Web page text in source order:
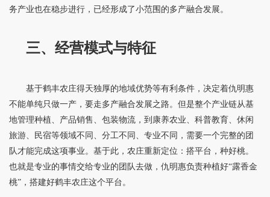
务产业也在稳步进行，已经形成了小范围的多产融合发展。
三、经营模式与特征
基于鹤丰农庄得天独厚的地域优势等有利条件，决定着仇明惠
不能单纯只做一产，要走多产融合发展之路。但是整个产业链从基
地管理种植、产品销售、包装物流，到康养农业、科普教育、休闲
旅游、民宿等领域不同、分工不同、专业不同，需要一个完整的团
队才能完成这项事业。基于此，农庄重新定位：搭平台，种好桃。
也就是专业的事情交给专业的团队去做，仇明惠负责种植好“露香金
桃”，搭建好鹤丰农庄这个平台。